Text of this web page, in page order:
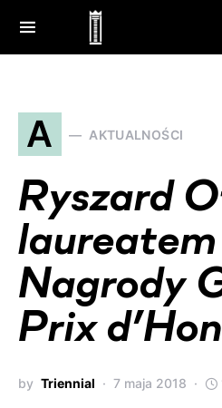
A AKTUALNOŚCI
Ryszard
laureatem
Nagrody
Prix
by Triennial 7 maja 2018